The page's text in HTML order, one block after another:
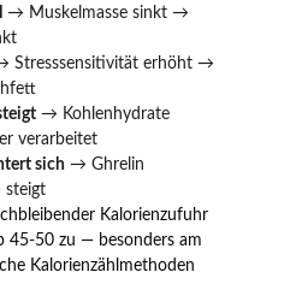
→ Muskelmasse sinkt →
Stresssensitivität erhöht →
→ Kohlenhydrate
verarbeitet
sich → Ghrelin
steigt
Kalorienzufuhr
45-50 zu — besonders am
Kalorienzählmethoden